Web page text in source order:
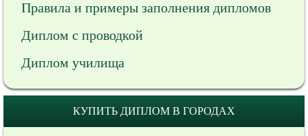
Правила и примеры заполнения дипломов
Диплом с проводкой
Диплом училища
КУПИТЬ ДИПЛОМ В ГОРОДАХ